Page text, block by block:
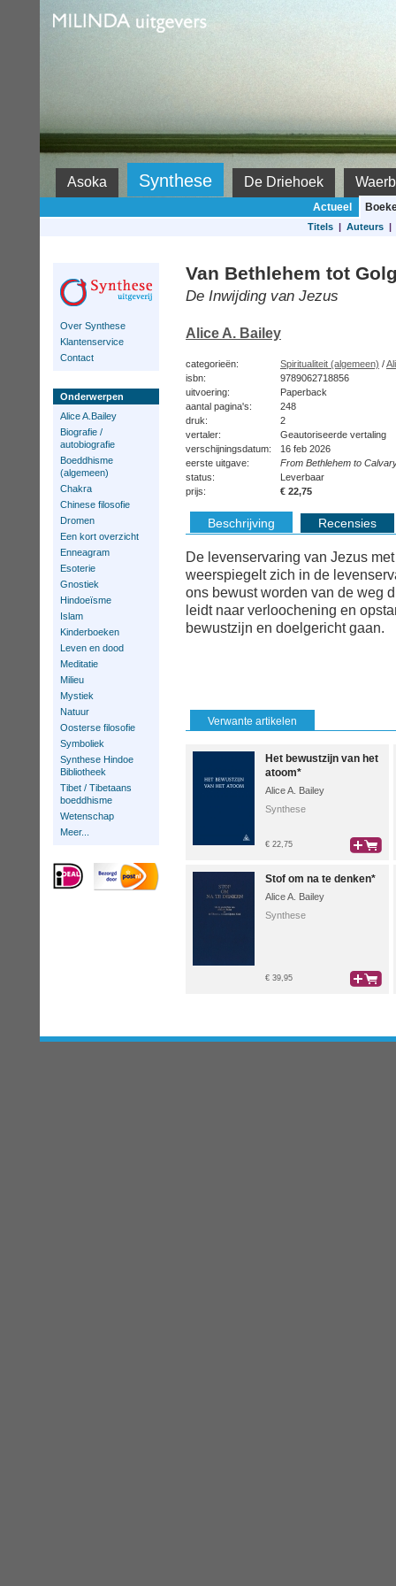
Asoka Synthese De Driehoek
Actueel
Titels| Auteurs|
Over Synthese
Klantenservice
Contact
Onderwerpen
Alice A.Bailey
Biografie /
autobiografie
Boeddhisme
(algemeen)
Chakra
Chinese filosofie
Dromen
Een kort overzicht
Enneagram
Esoterie
Gnostiek
Hindoeïsme
Islam
Kinderboeken
Leven en dood
Meditatie
Milieu
Mystiek
Natuur
Oosterse filosofie
Symboliek
Synthese Hindoe
Bibliotheek
Tibet / Tibetaans
boeddhisme
Wetenschap
Meer...
Van Bethlehem tot
De Inwijding van Jezus
Alice A. Bailey
categorieën: Spiritualiteit (algemeen) /
isbn:
9789062718856
uitvoering:
Paperback
aantal pagina's:
248
druk:
2
vertaler:
Geautoriseerde vertaling
verschijningsdatum:
16 feb 2026
eerste uitgave:
From Bethlehem to
status:
Leverbaar
prijs:
€ 22,75
Beschrijving Recensies
De levenservaring van Jezus
weerspiegelt zich in de
ons bewust worden van de weg
leidt naar verloochening en
bewustzijn en doelgericht gaan.
Verwante artikelen
Het bewustzijn van het
atoom*
Alice A. Bailey
Synthese
€ 22,75
Stof om na te denken*
Alice A. Bailey
Synthese
€ 39,95